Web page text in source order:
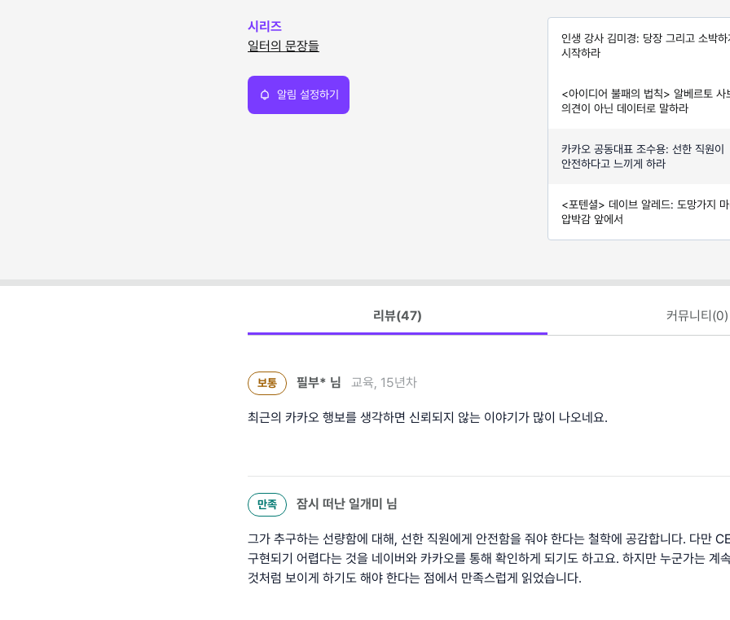
시리즈
일터의 문장들
알림 설정하기
인생 강사 김미경: 당장 그리고 소박하
시작하라
<아이디어 불패의 법칙> 알베르토 사
의견이 아닌 데이터로 말하라
카카오 공동대표 조수용: 선한 직원이
안전하다고 느끼게 하라
<포텐셜> 데이브 알레드: 도망가지 마
압박감 앞에서
리뷰(47) 커뮤니티(0)
보통 필부* 님 교육, 15년차
최근의 카카오 행보를 생각하면 신뢰되지 않는 이야기가 많이 나오네요.
만족 잠시 떠난 일개미 님
그가 추구하는 선량함에 대해, 선한 직원에게 안전함을 줘야 한다는 철학에 공감합니다. 다만
구현되기 어렵다는 것을 네이버와 카카오를 통해 확인하게 되기도 하고요. 하지만 누군가는 계
것처럼 보이게 하기도 해야 한다는 점에서 만족스럽게 읽었습니다.